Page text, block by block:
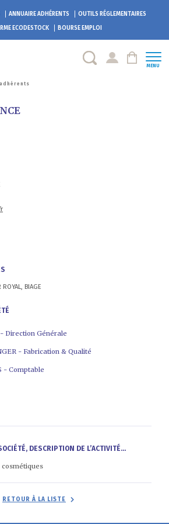
ANNUAIRE ADHÉRENTS
OUTILS RÉGLEMENTAIRES
ECODESTOCK BOURSE EMPLOI
MENU
ROYAL, BIAGE
Direction Générale
- Fabrication & Qualité
- Comptable
DESCRIPTION DE L’ACTIVITÉ...
cosmétiques
RETOUR À LA LISTE